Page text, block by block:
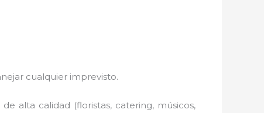
cualquier imprevisto.
alta calidad (floristas, catering, músicos,